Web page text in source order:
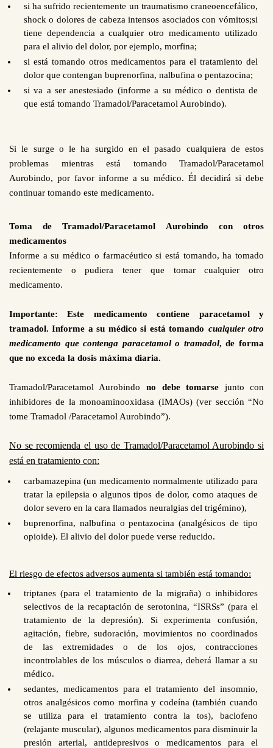
si ha sufrido recientemente un traumatismo craneoencefálico,
shock o dolores de cabeza intensos asociados con vómitos;si
tiene dependencia a cualquier otro medicamento utilizado
para el alivio del dolor, por ejemplo, morfina;
si está tomando otros medicamentos para el tratamiento del
dolor que contengan buprenorfina, nalbufina o pentazocina;
si va a ser anestesiado (informe a su médico o dentista de
que está tomando Tramadol/Paracetamol Aurobindo).
Si le surge o le ha surgido en el pasado cualquiera de estos
problemas mientras está tomando Tramadol/Paracetamol
Aurobindo, por favor informe a su médico. Él decidirá si debe
continuar tomando este medicamento.
Toma de Tramadol/Paracetamol Aurobindo con otros
medicamentos
Informe a su médico o farmacéutico si está tomando, ha tomado
recientemente o pudiera tener que tomar cualquier otro
medicamento.
Importante: Este medicamento contiene paracetamol y
tramadol. Informe a su médico si está tomando cualquier otro
medicamento que contenga paracetamol o tramadol, de forma
que no exceda la dosis máxima diaria.
Tramadol/Paracetamol Aurobindo no debe tomarse
junto con
inhibidores de la monoaminooxidasa (IMAOs) (ver sección “No
tome Tramadol /Paracetamol Aurobindo”).
No se recomienda el uso de Tramadol/Paracetamol Aurobindo si
está en tratamiento con:
carbamazepina (un medicamento normalmente utilizado para
tratar la epilepsia o algunos tipos de dolor, como ataques de
dolor severo en la cara llamados neuralgias del trigémino),
buprenorfina, nalbufina o pentazocina (analgésicos de tipo
opioide). El alivio del dolor puede verse reducido.
El riesgo de efectos adversos aumenta si también está tomando:
triptanes (para el tratamiento de la migraña) o inhibidores
selectivos de la recaptación de serotonina, “ISRSs” (para el
tratamiento de la depresión). Si experimenta confusión,
agitación, fiebre, sudoración, movimientos no coordinados
de las extremidades o de los ojos, contracciones
incontrolables de los músculos o diarrea, deberá llamar a su
médico.
sedantes, medicamentos para el tratamiento del insomnio,
otros analgésicos como morfina y codeína (también cuando
se utiliza para el tratamiento contra la tos), baclofeno
(relajante muscular), algunos medicamentos para disminuir la
presión arterial, antidepresivos o medicamentos para el